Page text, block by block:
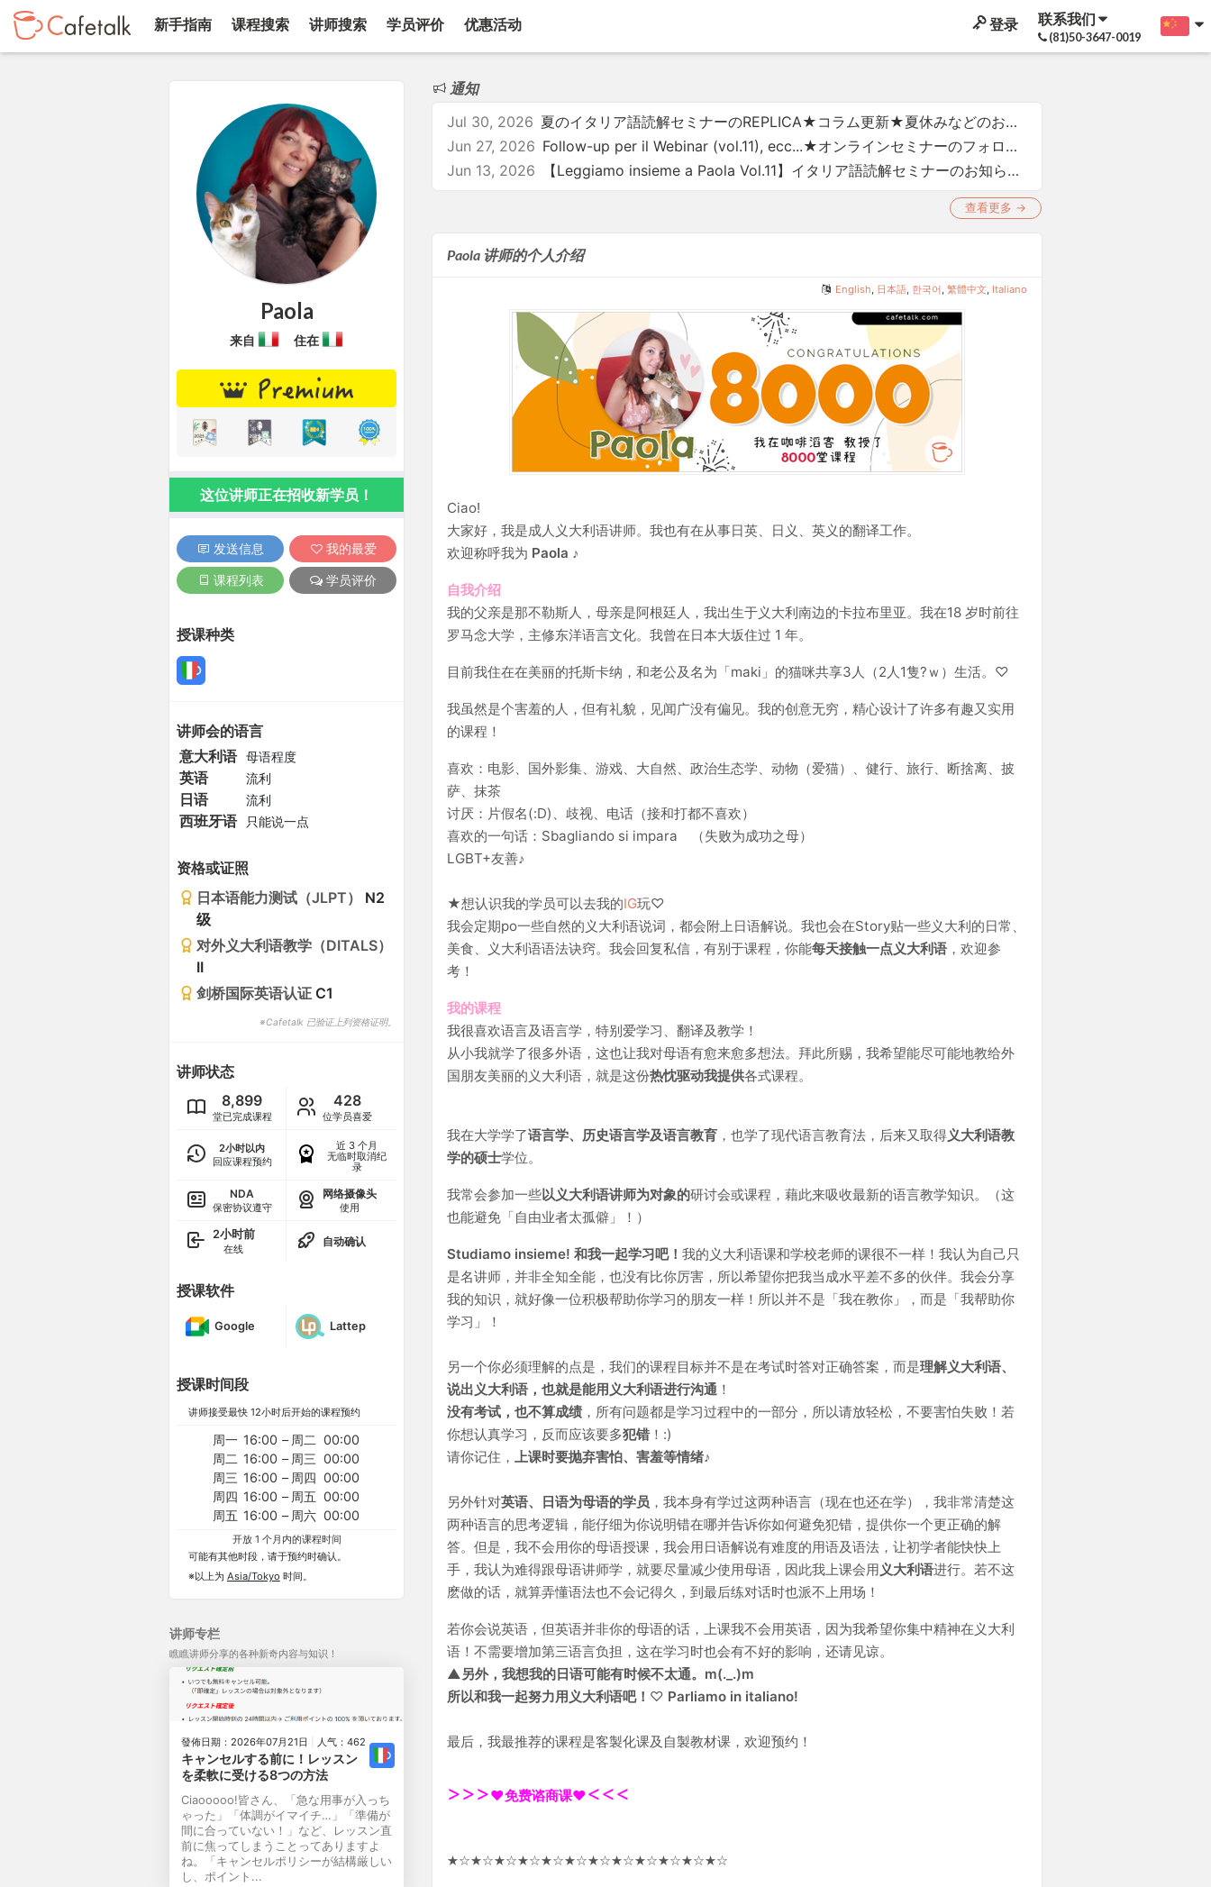
新手指南 课程搜索 讲师搜索 学员评价 优惠活动 登录 联系我们
(81)50-3647-0019
Paola
来自 住在
这位讲师正在招收新学员！
发送信息 我的最爱
课程列表 学员评价
授课种类
讲师会的语言
意大利语 母语程度
英语 流利
日语 流利
西班牙语 只能说一点
资格或证照
日本语能力测试（JLPT） N2
级
对外义大利语教学（DITALS）
II
剑桥国际英语认证 C1
※Cafetalk 已验证上列资格证明。
讲师状态
8,899
堂已完成课程
428
位学员喜爱
2小时以内
回应课程预约
近 3 个月
无临时取消纪
录
NDA
保密协议遵守
网络摄像头
使用
2小时前
在线
自动确认
授课软件
Google Lattep
授课时间段
讲师接受最快 12小时后开始的课程预约
周一 16:00 – 周二 00:00
周二 16:00 – 周三 00:00
周三 16:00 – 周四 00:00
周四 16:00 – 周五 00:00
周五 16:00 – 周六 00:00
开放 1 个月内的课程时间
可能有其他时段，请于预约时确认。
※以上为 Asia/Tokyo 时间。
讲师专栏
瞧瞧讲师分享的各种新奇内容与知识！
發佈日期：2026年07月21日 人气：462
キャンセルする前に！レッスン
を柔軟に受ける8つの方法
Ciaooooo!皆さん、「急な用事が入っち
ゃった」「体調がイマイチ…」「準備が
間に合っていない！」など、レッスン直
前に焦ってしまうことってありますよ
ね。「キャンセルポリシーが結構厳しい
し、ポイント...
通知
Jul 30, 2026 夏のイタリア語読解セミナーのREPLICA★コラム更新★夏休みなどのお知らせ
Jun 27, 2026 Follow-up per il Webinar (vol.11), ecc...★オンラインセミナーのフォローアップなど
Jun 13, 2026 【Leggiamo insieme a Paola Vol.11】イタリア語読解セミナーのお知らせ♪
查看更多 →
Paola 讲师的个人介绍
English 日本語 한국어 繁體中文 Italiano
Ciao!
大家好，我是成人义大利语讲师。我也有在从事日英、日义、英义的翻译工作。
欢迎称呼我为 Paola ♪
自我介绍
我的父亲是那不勒斯人，母亲是阿根廷人，我出生于义大利南边的卡拉布里亚。我在18 岁时前往
罗马念大学，主修东洋语言文化。我曾在日本大坂住过 1 年。
目前我住在在美丽的托斯卡纳，和老公及名为「maki」的猫咪共享3人（2人1隻?ｗ）生活。♡
我虽然是个害羞的人，但有礼貌，见闻广没有偏见。我的创意无穷，精心设计了许多有趣又实用
的课程！
喜欢：电影、国外影集、游戏、大自然、政治生态学、动物（爱猫）、健行、旅行、断捨离、披
萨、抹茶
讨厌：片假名(:D)、歧视、电话（接和打都不喜欢）
喜欢的一句话：Sbagliando si impara （失败为成功之母）
LGBT+友善♪
★想认识我的学员可以去我的IG玩♡
我会定期po一些自然的义大利语说词，都会附上日语解说。我也会在Story贴一些义大利的日常、
美食、义大利语语法诀窍。我会回复私信，有别于课程，你能每天接触一点义大利语 ，欢迎参
考！
我的课程
我很喜欢语言及语言学，特别爱学习、翻译及教学！
从小我就学了很多外语，这也让我对母语有愈来愈多想法。拜此所赐，我希望能尽可能地教给外
国朋友美丽的义大利语，就是这份热忱驱动我提供各式课程。
我在大学学了语言学、历史语言学及语言教育 ，也学了现代语言教育法，后来又取得义大利语教
学的硕士学位。
我常会参加一些以义大利语讲师为对象的研讨会或课程，藉此来吸收最新的语言教学知识。（这
也能避免「自由业者太孤僻」！）
Studiamo insieme! 和我一起学习吧！ 我的义大利语课和学校老师的课很不一样！我认为自己只
是名讲师，并非全知全能，也没有比你厉害，所以希望你把我当成水平差不多的伙伴。我会分享
我的知识，就好像一位积极帮助你学习的朋友一样！所以并不是「我在教你」，而是「我帮助你
学习」！
另一个你必须理解的点是，我们的课程目标并不是在考试时答对正确答案，而是理解义大利语、
说出义大利语，也就是能用义大利语进行沟通 ！
没有考试，也不算成绩，所有问题都是学习过程中的一部分，所以请放轻松，不要害怕失败！若
你想认真学习，反而应该要多犯错！:)
请你记住，
上课时要抛弃害怕、害羞等情绪♪
另外针对英语、日语为母语的学员 ，我本身有学过这两种语言（现在也还在学），我非常清楚这
两种语言的思考逻辑，能仔细为你说明错在哪并告诉你如何避免犯错，提供你一个更正确的解
答。但是，我不会用你的母语授课，我会用日语解说有难度的用语及语法，让初学者能快快上
手，我认为难得跟母语讲师学，就要尽量减少使用母语，因此我上课会用 义大利语进行。若不这
麽做的话，就算弄懂语法也不会记得久，到最后练对话时也派不上用场！
若你会说英语，但英语并非你的母语的话，上课我不会用英语，因为我希望你集中精神在义大利
语！不需要增加第三语言负担，这在学习时也会有不好的影响，还请见谅。
▲另外，我想我的日语可能有时候不太通。m(._.)m
所以和我一起努力用义大利语吧！ ♡ Parliamo in italiano!
最后，我最推荐的课程是客製化课及自製教材课，欢迎预约！
>>>❤免费谘商课❤<<<
★☆★☆★☆★☆★☆★☆★☆★☆★☆★☆★☆★☆